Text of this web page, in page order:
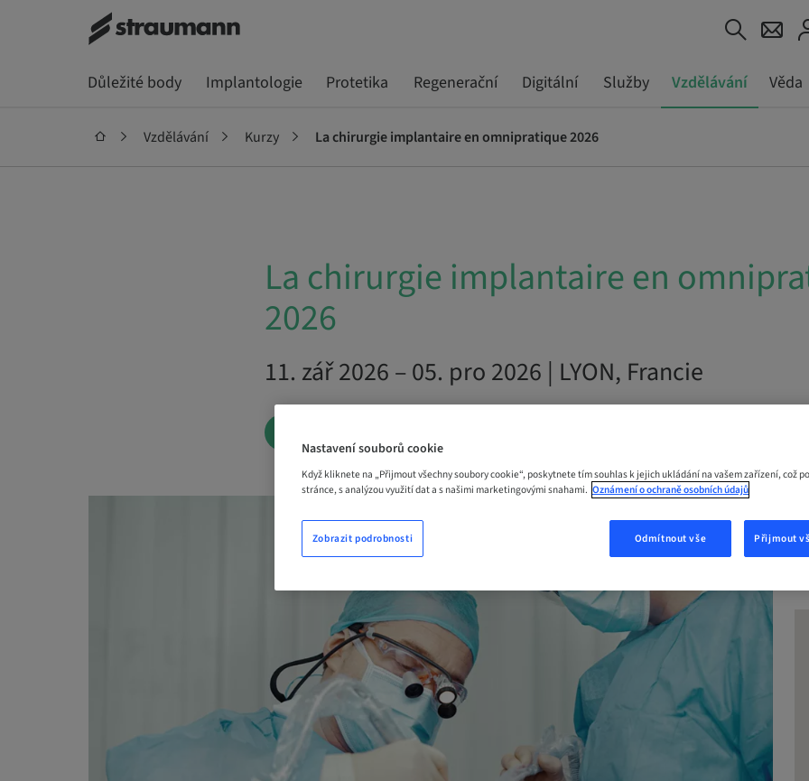
Důležité body Implantologie Protetika Regenerační Digitální Služby Vzdělávání Věda
Vzdělávání Kurzy La chirurgie implantaire en omnipratique 2026
La chirurgie implantaire en
2026
11. zář 2026 – 05. pro 2026 | LYON, Francie
Nastavení souborů cookie
Když kliknete na „Přijmout všechny soubory cookie“, poskytnete tím souhlas k jejich ukládání na vašem zařízení, což
stránce, s analýzou využití dat a s našimi marketingovými snahami. Oznámení o ochraně osobních údajů
Odmítnout vše Přijmout
Zobrazit podrobnosti